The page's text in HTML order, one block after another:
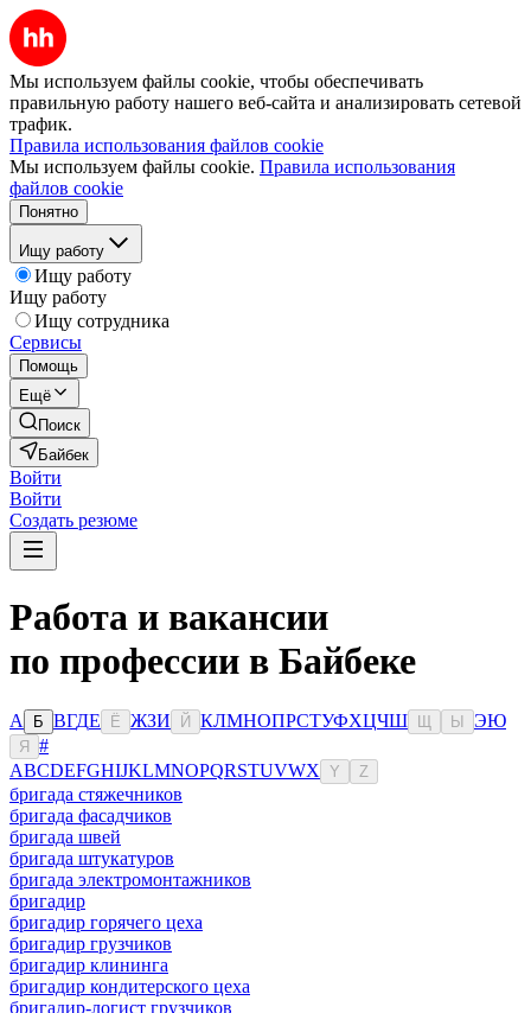
Мы используем файлы cookie, чтобы обеспечивать
правильную работу нашего веб-сайта и анализировать сетевой
трафик.
Правила использования файлов cookie
Мы используем файлы cookie. Правила использования
файлов cookie
Понятно
Ищу работу
Ищу работу
Ищу работу
Ищу сотрудника
Сервисы
Помощь
Ещё
Поиск
Байбек
Войти
Войти
Создать резюме
Работа и вакансии
по профессии в Байбеке
А Б ВГДЕ Ё ЖЗИ Й КЛМНОПРСТУФХЦЧШ Ы ЭЮ
Я
#
ABCDEFGHIJKLMNOPQRSTUVWX Y Z
бригада стяжечников
бригада фасадчиков
бригада швей
бригада штукатуров
бригада электромонтажников
бригадир
бригадир горячего цеха
бригадир грузчиков
бригадир клининга
бригадир кондитерского цеха
бригадир-логист грузчиков